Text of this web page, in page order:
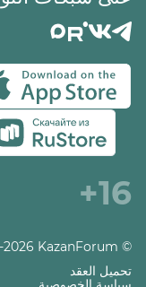
16+
تحميل العقد
© Copyright 2009-2026 KazanForum